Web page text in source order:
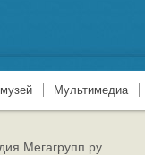
Мультимедиа
Мегагрупп.ру.